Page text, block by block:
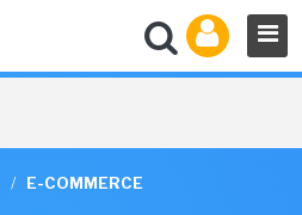
/ E-COMMERCE